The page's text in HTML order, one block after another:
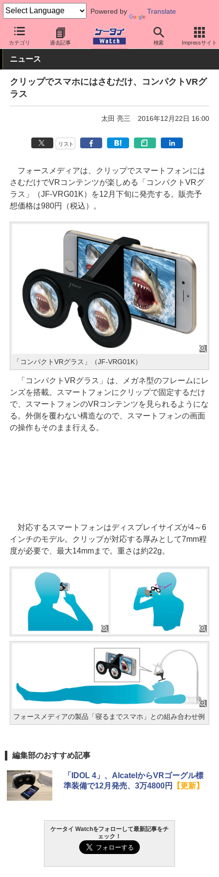
Powered by Translate
カテゴリ 過去記事 検索 Impressサイト
ケータイ Watch 最新技術/その他 VR
ニュース
クリップでスマホにはさむだけ、コンパクトVRグ
ラス
太田 亮三 2016年12月22日 16:00
リスト
フォースメディアは、クリップでスマートフォンには
さむだけでVRコンテンツが楽しめる「コンパクトVRグ
ラス」（JF-VRG01K）を12月下旬に発売する。販売予
想価格は980円（税込）。
「コンパクトVRグラス」（JF-VRG01K）
「コンパクトVRグラス」は、メガネ型のフレームにレ
ンズを搭載。スマートフォンにクリップで固定するだけ
で、スマートフォンのVRコンテンツを見られるようにな
る。外側を覆わない構造なので、スマートフォンの画面
の操作もそのまま行える。
対応するスマートフォンはディスプレイサイズが4～6
インチのモデル。クリップが対応する厚みとして7mm程
度が必要で、最大14mmまで。重さは約22g。
フォースメディアの製品「寝るまでスマホ」との組み合わせ例
編集部のおすすめ記事
「IDOL 4」、AlcatelからVRゴーグル標
準装備で12月発売、3万4800円
【更新】
ケータイ Watchをフォローして最新記事をチ
ェック！